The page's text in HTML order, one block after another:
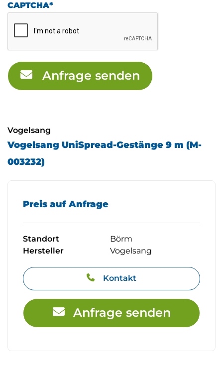
CAPTCHA*
Anfrage senden
Vogelsang
Vogelsang UniSpread-Gestänge 9 m (M-
003232)
Preis auf Anfrage
Standort
Börm
Hersteller
Vogelsang
Kontakt
Anfrage senden